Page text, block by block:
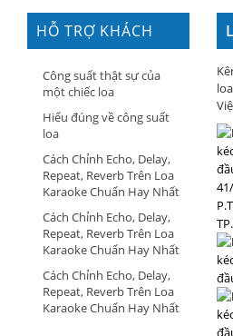
HỖ TRỢ KHÁCH
HÀNG
Công suất thật sự của
một chiếc loa
Hiểu đúng về công suất
loa
Cách Chỉnh Echo, Delay,
Repeat, Reverb Trên Loa
Karaoke Chuẩn Hay Nhất
Cách Chỉnh Echo, Delay,
Repeat, Reverb Trên Loa
Karaoke Chuẩn Hay Nhất
Cách Chỉnh Echo, Delay,
Repeat, Reverb Trên Loa
Karaoke Chuẩn Hay Nhất